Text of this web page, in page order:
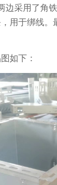
边采用了角
用于绑线。
如下：